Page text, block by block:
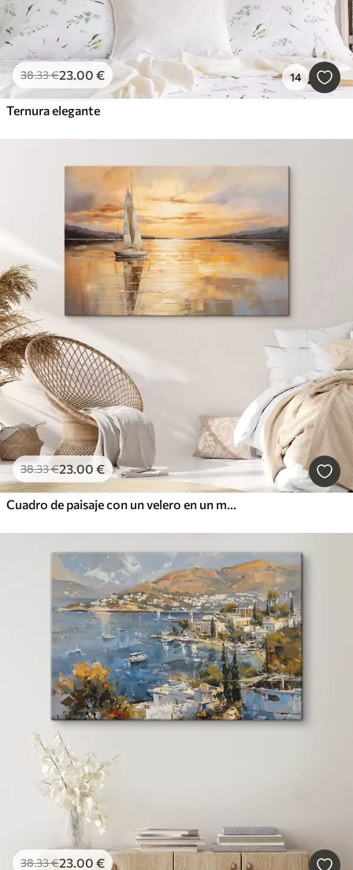
38.33€23.00 € 14
Ternura elegante
38.33€23.00 €
Cuadro de paisaje con un velero en un mar tranquilo, cielo naranja y amarillo, montañas lejanas
38.33€23.00 €